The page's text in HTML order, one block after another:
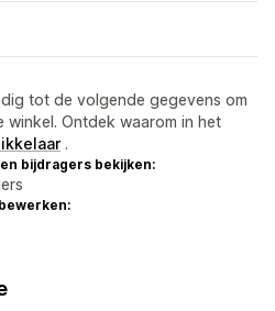
tot de volgende gegevens om
Ontdek waarom in het
.
bijdragers bekijken: